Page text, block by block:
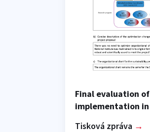
Final evaluation
implementation in
Tisková zpráva →